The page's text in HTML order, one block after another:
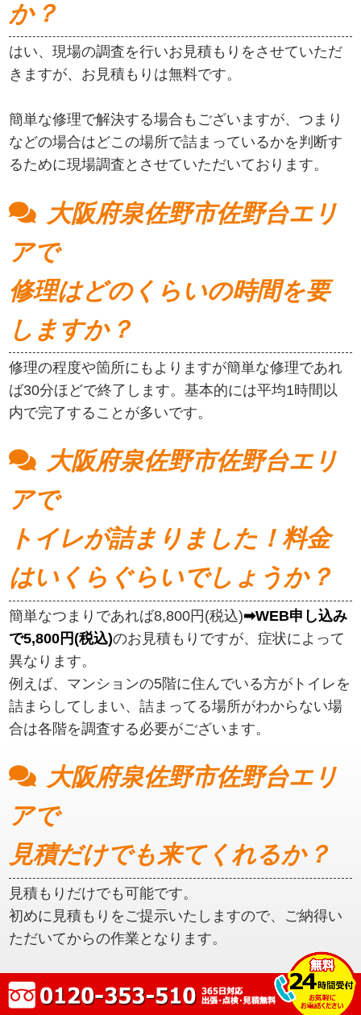
か？
はい、現場の調査を行いお見積もりをさせていただ
きますが、お見積もりは無料です。
簡単な修理で解決する場合もございますが、つまり
などの場合はどこの場所で詰まっているかを判断す
るために現場調査とさせていただいております。
大阪府泉佐野市佐野台エリ
アで
修理はどのくらいの時間を要
しますか？
修理の程度や箇所にもよりますが簡単な修理であれ
ば30分ほどで終了します。基本的には平均1時間以
内で完了することが多いです。
大阪府泉佐野市佐野台エリ
アで
トイレが詰まりました！料金
はいくらぐらいでしょうか？
簡単なつまりであれば8,800円(税込)➡WEB申し込み
で5,800円(税込)のお見積もりですが、症状によって
異なります。
例えば、マンションの5階に住んでいる方がトイレを
詰まらしてしまい、詰まってる場所がわからない場
合は各階を調査する必要がございます。
大阪府泉佐野市佐野台エリ
アで
見積だけでも来てくれるか？
見積もりだけでも可能です。
初めに見積もりをご提示いたしますので、ご納得い
ただいてからの作業となります。
大阪府泉佐野市佐野台エリ